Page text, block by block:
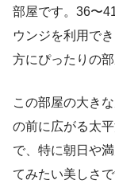
部屋です。36〜
ウンジを利用で
方にぴったりの部
この部屋の大き
の前に広がる太
で、特に朝日や
てみたい美しさ